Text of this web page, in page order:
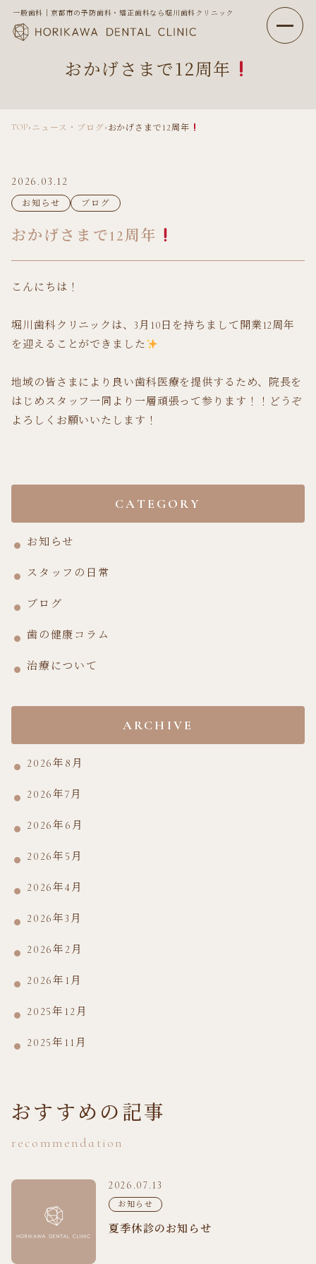
一般歯科｜京都市の予防歯科・矯正歯科なら堀川歯科クリニック
おかげさまで12周年
TOP› ニュース・ブログ› おかげさまで12周年
2026.03.12
お知らせ ブログ
おかげさまで12周年
こんにちは！
堀川歯科クリニックは、3月10日を持ちまして開業12周年
を迎えることができました
地域の皆さまにより良い歯科医療を提供するため、院長を
はじめスタッフ一同より一層頑張って参ります！！どうぞ
よろしくお願いいたします！
CATEGORY
お知らせ
スタッフの日常
ブログ
歯の健康コラム
治療について
ARCHIVE
2026年8月
2026年7月
2026年6月
2026年5月
2026年4月
2026年3月
2026年2月
2026年1月
2025年12月
2025年11月
おすすめの記事
recommendation
2026.07.13
お知らせ
夏季休診のお知らせ